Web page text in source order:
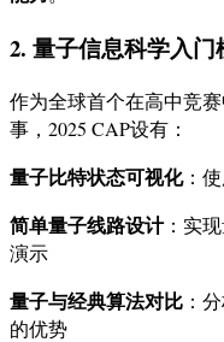
2. 量子信息科学入门
作为全球首个在高中竞
事，2025 CAP设有：
量子比特状态可视化：
简单量子线路设计：实
演示
量子与经典算法对比 ：
的优势